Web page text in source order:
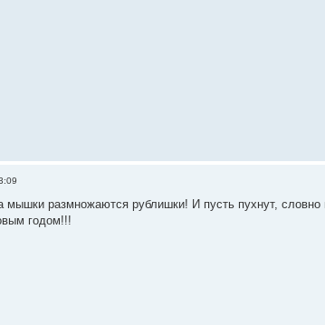
мышки размножаются рублишки! И пусть пухнут,
годом!!!